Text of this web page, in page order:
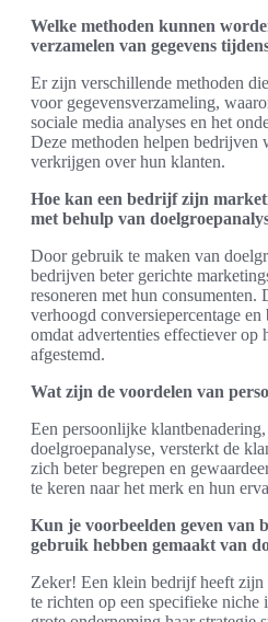
Welke methoden kunnen
verzamelen van gegevens
Er zijn verschillende methoden
voor gegevensverzameling,
sociale media analyses en het
Deze methoden helpen bedrijven
verkrijgen over hun klanten.
Hoe kan een bedrijf zijn
met behulp van
Door gebruik te maken van
bedrijven beter gerichte
resoneren met hun consumenten.
verhoogd conversiepercentage
omdat advertenties effectiever op
afgestemd.
Wat zijn de voordelen van
Een persoonlijke
doelgroepanalyse, versterkt de
zich beter begrepen en
te keren naar het merk en hun
Kun je voorbeelden geven van
gebruik hebben gemaakt van
Zeker! Een klein bedrijf heeft
te richten op een specifieke niche